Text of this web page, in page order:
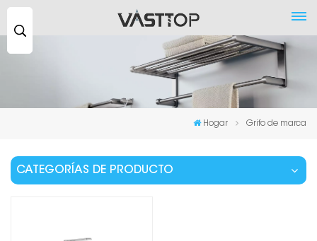
Hogar Grifo de marca
CATEGORÍAS DE PRODUCTO